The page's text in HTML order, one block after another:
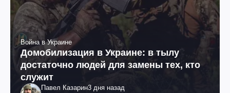
Война в Украине
Домобилизация в Украине: в тылу
достаточно людей для замены тех, кто
служит
Павел Казарин3 дня назад